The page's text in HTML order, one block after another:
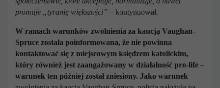
promuje „tyranię większości” – kontynuował.
W ramach warunków zwolnienia za kaucją Vaughan-
Spruce została poinformowana, że nie powinna
kontaktować się z miejscowym księdzem katolickim,
który również jest zaangażowany w działalność pro-life –
warunek ten później został zniesiony. Jako warunek